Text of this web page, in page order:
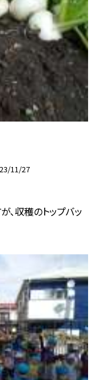
11/27
、収穫のトップバッ